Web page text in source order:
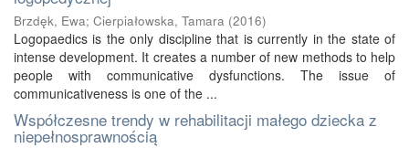
Brzdęk, Ewa; Cierpiałowska, Tamara (2016)
Logopaedics is the only discipline that is currently in the state of
intense development. It creates a number of new methods to help
people with communicative dysfunctions. The issue of
communicativeness is one of the ...
Współczesne trendy w rehabilitacji małego dziecka z
niepełnosprawnością